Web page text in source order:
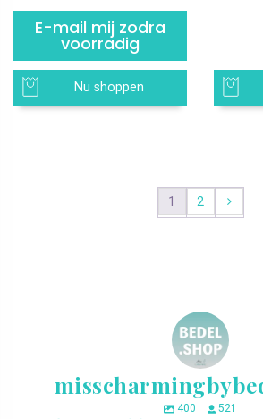
E-mail mij zodra
voorradig
Nu shoppen
1 2
400
521